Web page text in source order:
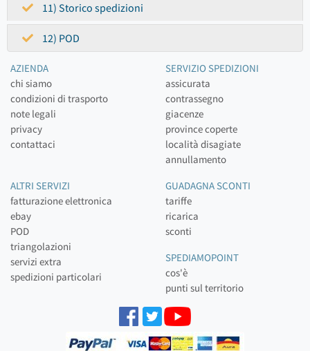
11) Storico spedizioni
12) POD
AZIENDA
chi siamo
condizioni di trasporto
note legali
privacy
contattaci
SERVIZIO SPEDIZIONI
assicurata
contrassegno
giacenze
province coperte
località disagiate
annullamento
ALTRI SERVIZI
fatturazione elettronica
ebay
POD
triangolazioni
servizi extra
spedizioni particolari
GUADAGNA SCONTI
tariffe
ricarica
sconti
SPEDIAMOPOINT
cos'è
punti sul territorio